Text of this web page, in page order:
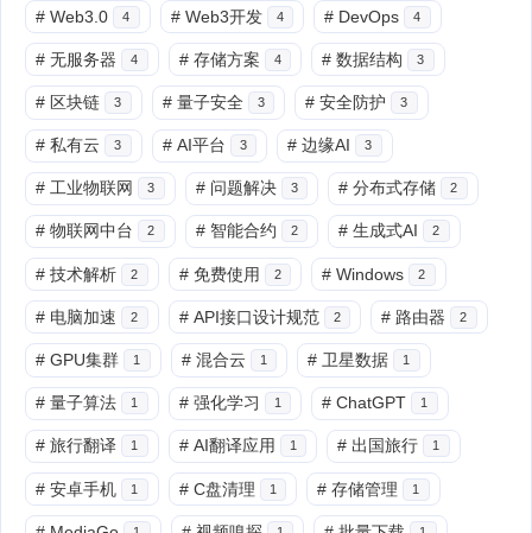
# Web3.0 4 # Web3开发 4 # DevOps 4
# 无服务器 4 # 存储方案 4 # 数据结构 3
# 区块链 3 # 量子安全 3 # 安全防护 3
# 私有云 3 # AI平台 3 # 边缘AI 3
# 工业物联网 3 # 问题解决 3 # 分布式存储 2
# 物联网中台 2 # 智能合约 2 # 生成式AI 2
# 技术解析 2 # 免费使用 2 # Windows 2
# 电脑加速 2 # API接口设计规范 2 # 路由器 2
# GPU集群 1 # 混合云 1 # 卫星数据 1
# 量子算法 1 # 强化学习 1 # ChatGPT 1
# 旅行翻译 1 # AI翻译应用 1 # 出国旅行 1
# 安卓手机 1 # C盘清理 1 # 存储管理 1